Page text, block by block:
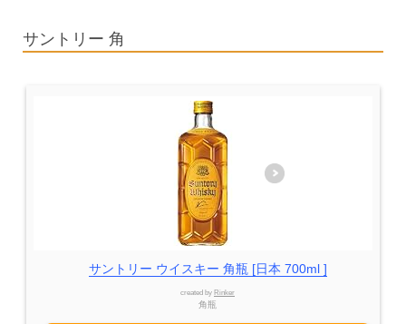
サントリー 角
サントリー ウイスキー 角瓶 [日本 700ml ]
created by Rinker
角瓶